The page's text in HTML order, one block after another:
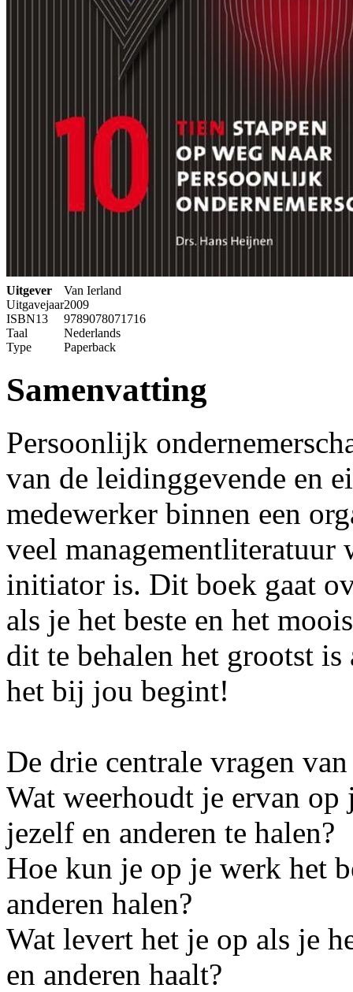
Uitgever
Van Ierland
Uitgavejaar2009
ISBN13
9789078071716
Taal
Nederlands
Type
Paperback
Samenvatting
Persoonlijk
van de leidinggevende en
medewerker binnen een
veel managementliteratuur
initiator is. Dit boek gaat
als je het beste en het
dit te behalen het grootst
het bij jou begint!
De drie centrale vragen
Wat weerhoudt je ervan
jezelf en anderen te halen?
Hoe kun je op je werk het
anderen halen?
Wat levert het je op als je
en anderen haalt?